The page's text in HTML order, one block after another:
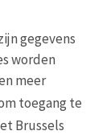
gegevens
worden
meer
toegang te
Brussels